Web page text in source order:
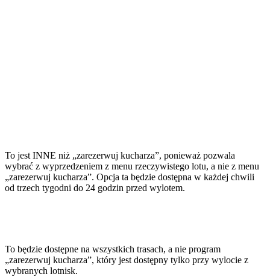
To jest INNE niż „zarezerwuj kucharza”, ponieważ pozwala
wybrać z wyprzedzeniem z menu rzeczywistego lotu, a nie z menu
„zarezerwuj kucharza”. Opcja ta będzie dostępna w każdej chwili
od trzech tygodni do 24 godzin przed wylotem.
To będzie dostępne na wszystkich trasach, a nie program
„zarezerwuj kucharza”, który jest dostępny tylko przy wylocie z
wybranych lotnisk.